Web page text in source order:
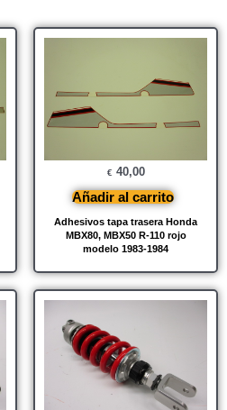
Adhesivos tapa trasera Honda
MBX80, MBX50 R-110 rojo
modelo 1983-1984
€ 40,00
Añadir al carrito